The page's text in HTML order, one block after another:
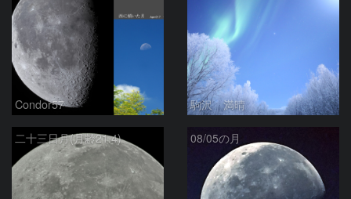
Condor57 駒沢 満晴
二十三日月(月齢21.4) 08/05の月